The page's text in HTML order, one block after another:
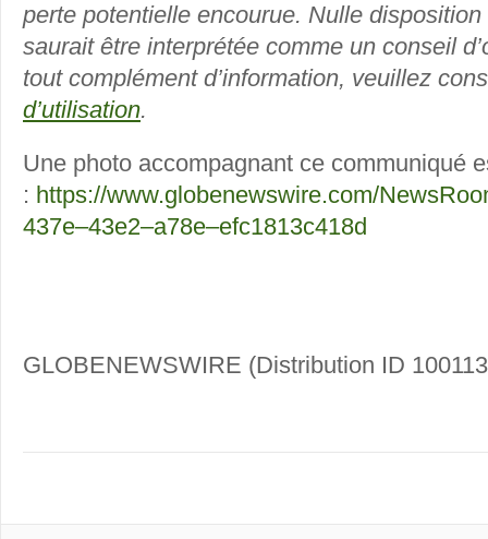
perte potentielle encourue. Nulle
saurait être interprétée comme un conseil
tout complément d’information, veuillez
d’utilisation.
Une photo accompagnant ce communiqué
: https://www.globenewswire.com/
437e–43e2–a78e–efc1813c418d
GLOBENEWSWIRE (Distribution ID